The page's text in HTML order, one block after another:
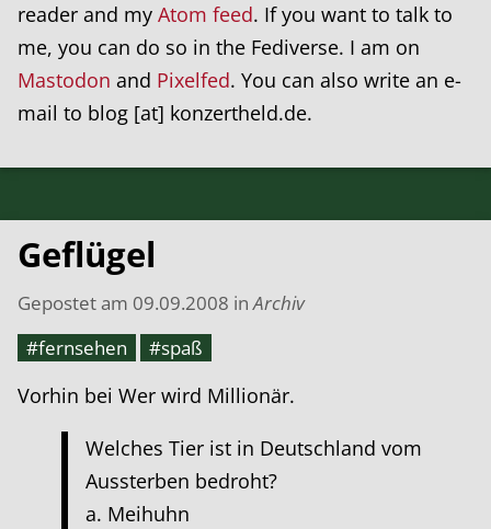
reader and my Atom feed. If you want to talk to
me, you can do so in the Fediverse. I am on
Mastodon and Pixelfed. You can also write an e-
mail to blog [at] konzertheld.de.
Geflügel
Gepostet am 09.09.2008 inArchiv
#fernsehen
#spaß
Vorhin bei Wer wird Millionär.
Welches Tier ist in Deutschland vom
Aussterben bedroht?
a. Meihuhn